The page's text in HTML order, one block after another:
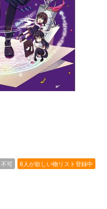
不可 6人が欲しい物リスト登録中